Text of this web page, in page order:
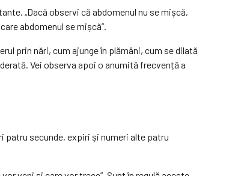
„Dacă observi că abdomenul nu se mișcă,
abdomenul se mișcă”.
prin nări, cum ajunge în plămâni, cum se dilată
Vei observa apoi o anumită frecvență a
patru secunde, expiri și numeri alte patru